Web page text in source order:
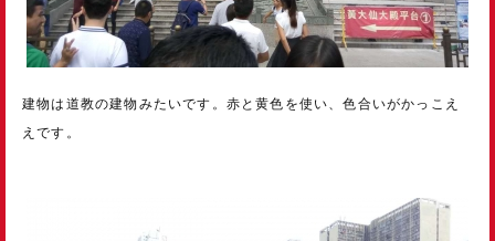
建物は道教の建物みたいです。赤と黄色を使い、色合いがかっこえ
えです。